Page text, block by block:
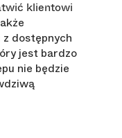
klientowi
dostępnych
jest bardzo
nie będzie